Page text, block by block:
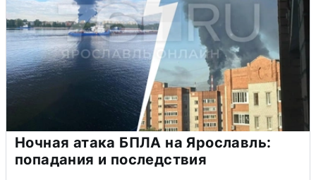
Ночная атака БПЛА на Ярославль:
попадания и последствия